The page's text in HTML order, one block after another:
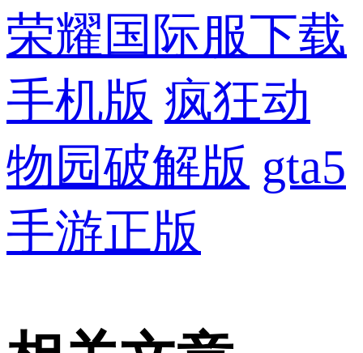
荣耀国际服下载
手机版 疯狂动
物园破解版 gta5
手游正版